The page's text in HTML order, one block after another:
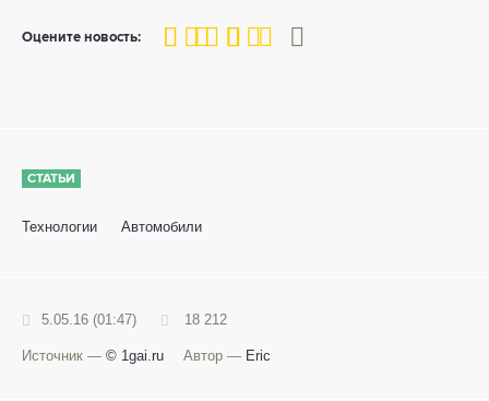
Оцените новость:
80
1 2 3 4 5
СТАТЬИ
Технологии Автомобили
5.05.16 (01:47) 18 212
Источник — © 1gai.ru Автор — Eric